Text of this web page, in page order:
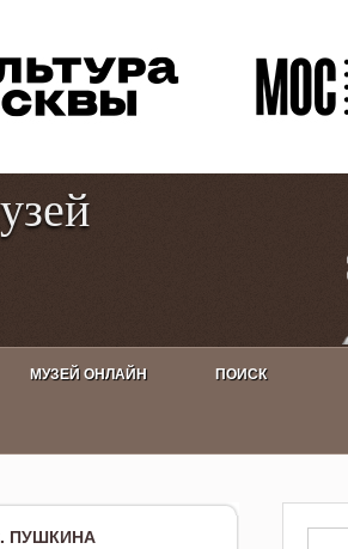
МУЗЕЙ ОНЛАЙН ПОИСК
ПУШКИНА